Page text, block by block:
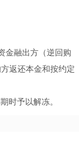
金融出方（逆回购
返还本金和按约定
时予以解冻。